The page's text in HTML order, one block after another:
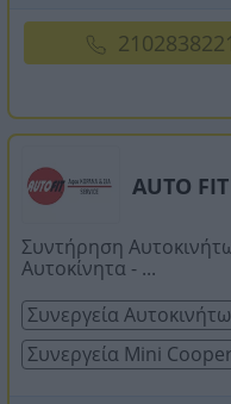
2102838221
AUTO
Συντήρηση
Αυτοκίνητα - ...
Συνεργεία
Συνεργεία Mini Cooper